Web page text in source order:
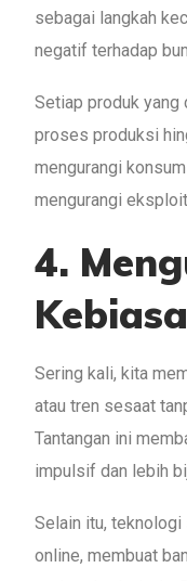
sebagai langkah
negatif terhadap
Setiap produk yang
proses produksi
mengurangi
mengurangi
4.
Sering kali, kita
atau tren sesaat
Tantangan ini
impulsif dan lebih
Selain itu, teknologi
online, membuat